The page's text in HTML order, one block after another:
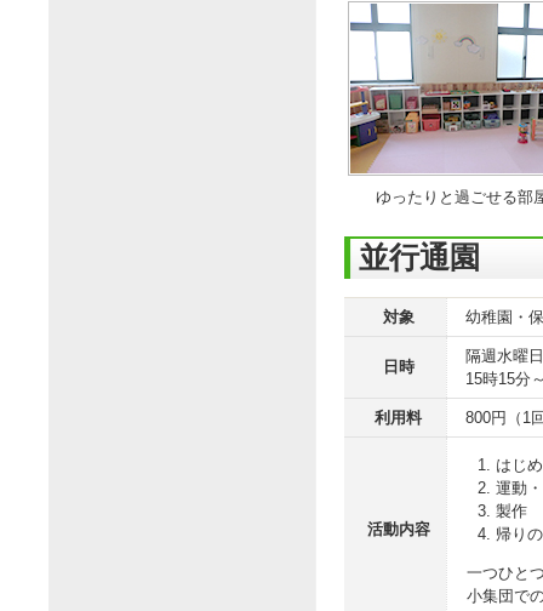
ゆったりと過ごせる部
並行通園
対象 幼稚園・
日時
隔週水曜
15時15分
利用料 800円（1
活動内容
はじ
運動
製作
帰り
一つひと
小集団で